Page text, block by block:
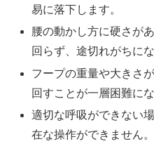
易に落下します。
腰の動かし方に硬さが
回らず、途切れがちにな
フープの重量や大きさ
回すことが一層困難にな
適切な呼吸ができない
在な操作ができません。